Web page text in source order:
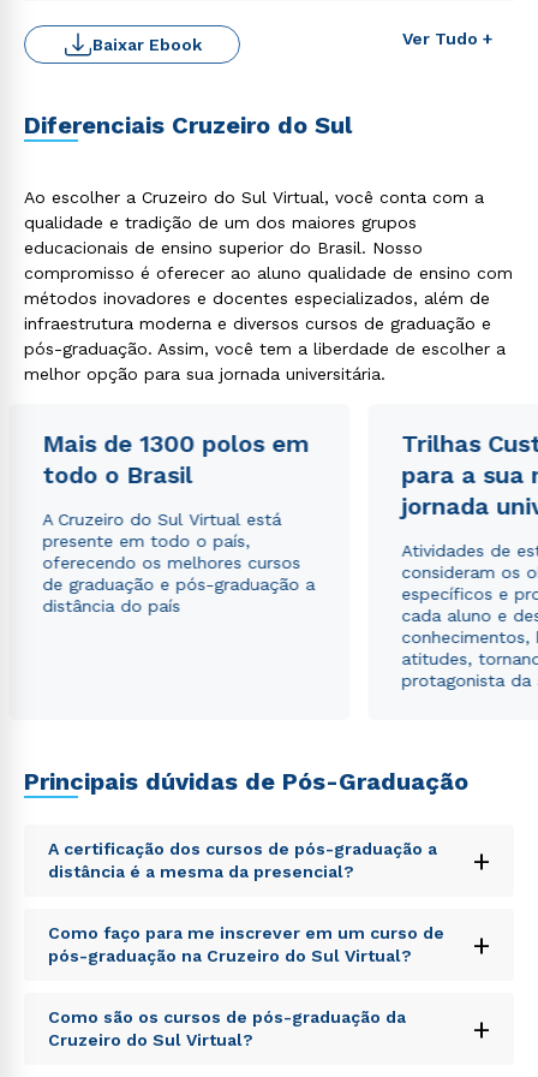
Ver Tudo +
Baixar Ebook
Diferenciais Cruzeiro do Sul
Ao escolher a Cruzeiro do Sul Virtual, você conta com a
qualidade e tradição de um dos maiores grupos
educacionais de ensino superior do Brasil. Nosso
compromisso é oferecer ao aluno qualidade de ensino com
métodos inovadores e docentes especializados, além de
infraestrutura moderna e diversos cursos de graduação e
pós-graduação. Assim, você tem a liberdade de escolher a
melhor opção para sua jornada universitária.
Mais de 1300 polos em
todo o Brasil
A Cruzeiro do Sul Virtual está
presente em todo o país,
oferecendo os melhores cursos
de graduação e pós-graduação a
distância do país
Trilhas
para a sua
jornada
Atividades de
consideram os
específicos e
cada aluno e
conhecimentos,
atitudes,
protagonista da
Principais dúvidas de Pós-Graduação
A certificação dos cursos de pós-graduação a
distância é a mesma da presencial?
+
Sed ut perspiciatis unde omnis iste natus error sit
voluptatem accusantium doloremque laudantium,
totam rem aperiam, eaque ipsa quae ab illo inventore
explicabo. Nemo enim ipsam voluptatem quia
voluptas sit aspernatur aut odit aut fugit, sed quia
Como faço para me inscrever em um curso de
pós-graduação na Cruzeiro do Sul Virtual?
+
Sed ut perspiciatis unde omnis iste natus error sit
voluptatem accusantium doloremque laudantium,
Como são os cursos de pós-graduação da
Cruzeiro do Sul Virtual?
+
WhatsApp
ou
autorizo que meus dados sejam utilizados para o
envio de conteúdos da Cruzeiro do Sul.